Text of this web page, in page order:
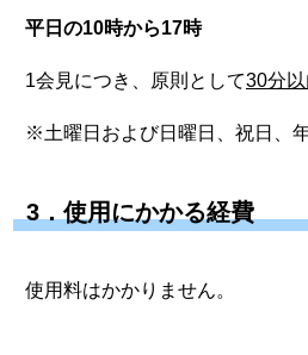
平日の10時から17時
1会見につき、原則として30分以
※土曜日および日曜日、祝日、
3．使用にかかる経費
使用料はかかりません。